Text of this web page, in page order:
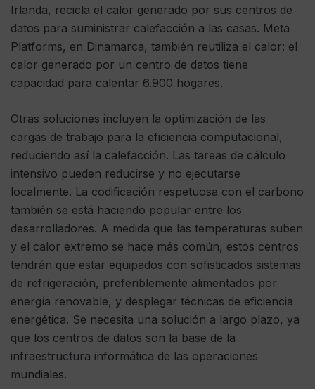
Irlanda, recicla el calor generado por sus centros de
datos para suministrar calefacción a las casas. Meta
Platforms, en Dinamarca, también reutiliza el calor: el
calor generado por un centro de datos tiene
capacidad para calentar 6.900 hogares.
Otras soluciones incluyen la optimización de las
cargas de trabajo para la eficiencia computacional,
reduciendo así la calefacción. Las tareas de cálculo
intensivo pueden reducirse y no ejecutarse
localmente. La codificación respetuosa con el carbono
también se está haciendo popular entre los
desarrolladores. A medida que las temperaturas suben
y el calor extremo se hace más común, estos centros
tendrán que estar equipados con sofisticados sistemas
de refrigeración, preferiblemente alimentados por
energía renovable, y desplegar técnicas de eficiencia
energética. Se necesita una solución a largo plazo, ya
que los centros de datos son la base de la
infraestructura informática de las operaciones
mundiales.